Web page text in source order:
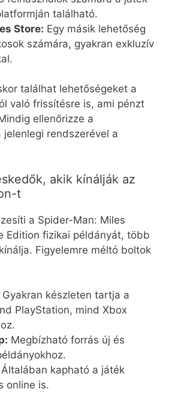
található.
Store: Egy másik lehetőség
számára, gyakran exkluzív
találhat lehetőségeket a
való frissítésre is, ami pénzt
ellenőrizze a
rendszerével a
akik kínálják az
t
a Spider-Man: Miles
Edition fizikai példányát, több
Figyelemre méltó boltok
Gyakran készleten tartja a
PlayStation, mind Xbox
Megbízható forrás új és
Általában kapható a játék
online is.